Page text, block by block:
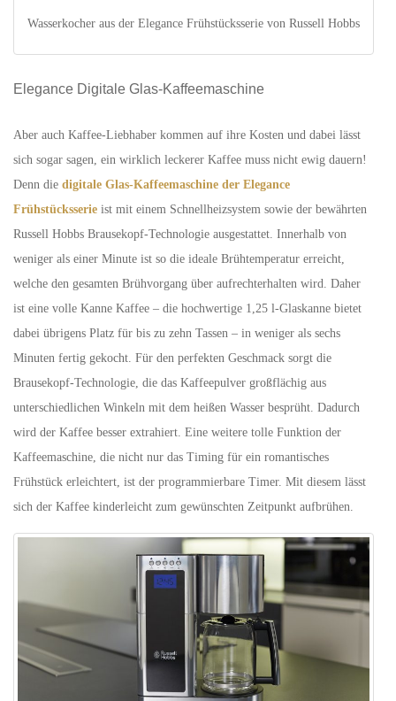
Wasserkocher aus der Elegance Frühstücksserie von Russell Hobbs
Elegance Digitale Glas-Kaffeemaschine
Aber auch Kaffee-Liebhaber kommen auf ihre Kosten und dabei lässt
sich sogar sagen, ein wirklich leckerer Kaffee muss nicht ewig dauern!
Denn die digitale Glas-Kaffeemaschine der Elegance
Frühstücksserie ist mit einem Schnellheizsystem sowie der bewährten
Russell Hobbs Brausekopf-Technologie ausgestattet. Innerhalb von
weniger als einer Minute ist so die ideale Brühtemperatur erreicht,
welche den gesamten Brühvorgang über aufrechterhalten wird. Daher
ist eine volle Kanne Kaffee – die hochwertige 1,25 l-Glaskanne bietet
dabei übrigens Platz für bis zu zehn Tassen – in weniger als sechs
Minuten fertig gekocht. Für den perfekten Geschmack sorgt die
Brausekopf-Technologie, die das Kaffeepulver großflächig aus
unterschiedlichen Winkeln mit dem heißen Wasser besprüht. Dadurch
wird der Kaffee besser extrahiert. Eine weitere tolle Funktion der
Kaffeemaschine, die nicht nur das Timing für ein romantisches
Frühstück erleichtert, ist der programmierbare Timer. Mit diesem lässt
sich der Kaffee kinderleicht zum gewünschten Zeitpunkt aufbrühen.